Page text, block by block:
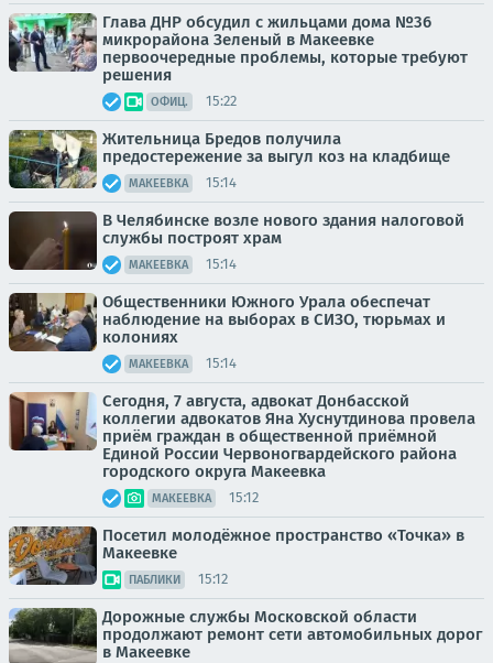
Глава ДНР обсудил с жильцами дома №36
микрорайона Зеленый в Макеевке
первоочередные проблемы, которые требуют
решения
ОФИЦ. 15:22
Жительница Бредов получила
предостережение за выгул коз на кладбище
МАКЕЕВКА 15:14
В Челябинске возле нового здания налоговой
службы построят храм
МАКЕЕВКА 15:14
Общественники Южного Урала обеспечат
наблюдение на выборах в СИЗО, тюрьмах и
колониях
МАКЕЕВКА 15:14
Сегодня, 7 августа, адвокат Донбасской
коллегии адвокатов Яна Хуснутдинова провела
приём граждан в общественной приёмной
Единой России Червоногвардейского района
городского округа Макеевка
МАКЕЕВКА 15:12
Посетил молодёжное пространство «Точка» в
Макеевке
ПАБЛИКИ 15:12
Дорожные службы Московской области
продолжают ремонт сети автомобильных дорог
в Макеевке